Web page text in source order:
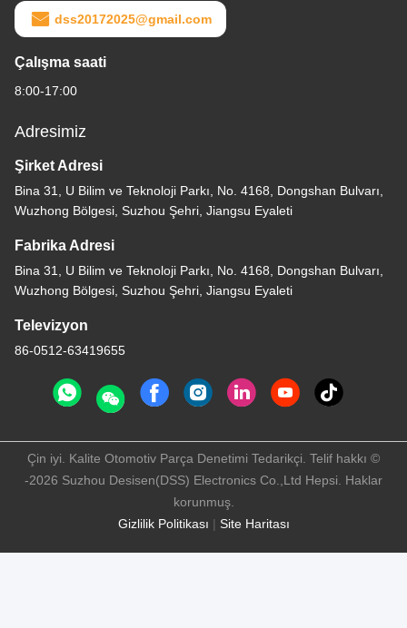
dss20172025@gmail.com
Çalışma saati
8:00-17:00
Adresimiz
Şirket Adresi
Bina 31, U Bilim ve Teknoloji Parkı, No. 4168, Dongshan Bulvarı,
Wuzhong Bölgesi, Suzhou Şehri, Jiangsu Eyaleti
Fabrika Adresi
Bina 31, U Bilim ve Teknoloji Parkı, No. 4168, Dongshan Bulvarı,
Wuzhong Bölgesi, Suzhou Şehri, Jiangsu Eyaleti
Televizyon
86-0512-63419655
Gizlilik Politikası | Site Haritası
Çin iyi. Kalite Otomotiv Parça Denetimi Tedarikçi. Telif hakkı ©
-2026 Suzhou Desisen(DSS) Electronics Co.,Ltd Hepsi. Haklar
korunmuş.